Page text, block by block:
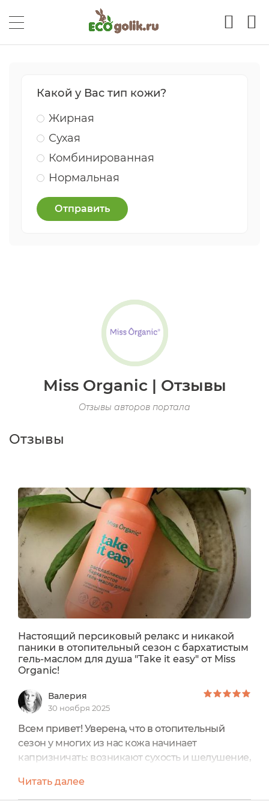
Какой у Вас тип кожи?
Жирная
Сухая
Комбинированная
Нормальная
Отправить
Miss Organic | Отзывы
Отзывы авторов портала
Отзывы
Настоящий персиковый релакс и никакой
паники в отопительный сезон с бархатистым
гель-маслом для душа "Take it easy" от Miss
Organic!
Валерия
30 ноября 2025
Всем привет! Уверена, что в отопительный
сезон у многих из нас кожа начинает
капризничать: возникают сухость и шелушение,
разницы температур на улице и дома.К тому
же, усугубить состояние чувствительной кожи
Читать далее